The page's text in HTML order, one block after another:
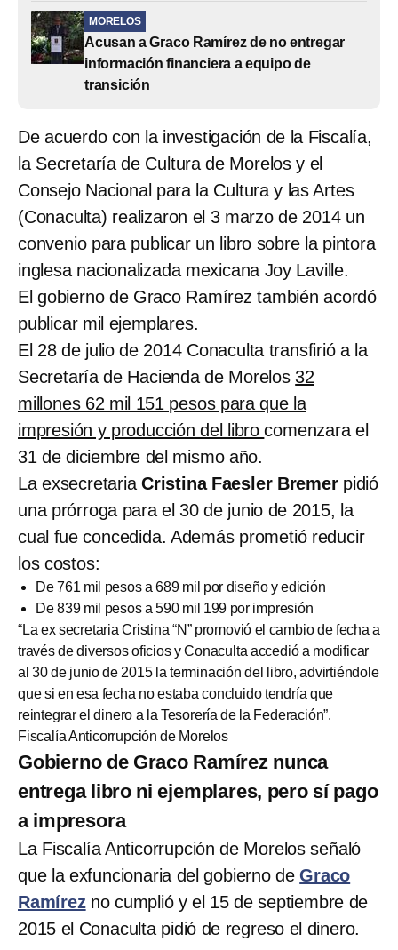
MORELOS
Acusan a Graco Ramírez de no entregar
información financiera a equipo de
transición
De acuerdo con la investigación de la Fiscalía,
la Secretaría de Cultura de Morelos y el
Consejo Nacional para la Cultura y las Artes
(Conaculta) realizaron el 3 marzo de 2014 un
convenio para publicar un libro sobre la pintora
inglesa nacionalizada mexicana Joy Laville.
El gobierno de Graco Ramírez también acordó
publicar mil ejemplares.
El 28 de julio de 2014 Conaculta transfirió a la
Secretaría de Hacienda de Morelos 32
millones 62 mil 151 pesos para que la
impresión y producción del librocomenzara el
31 de diciembre del mismo año.
La exsecretaria Cristina Faesler Bremerpidió
una prórroga para el 30 de junio de 2015, la
cual fue concedida. Además prometió reducir
los costos:
De 761 mil pesos a 689 mil por diseño y edición
De 839 mil pesos a 590 mil 199 por impresión
“La ex secretaria Cristina “N” promovió el cambio de fecha a
través de diversos oficios y Conaculta accedió a modificar
al 30 de junio de 2015 la terminación del libro, advirtiéndole
que si en esa fecha no estaba concluido tendría que
reintegrar el dinero a la Tesorería de la Federación”.
Fiscalía Anticorrupción de Morelos
Gobierno de Graco Ramírez nunca
entrega libro ni ejemplares, pero sí pago
a impresora
La Fiscalía Anticorrupción de Morelos señaló
que la exfuncionaria del gobierno deGraco
Ramírezno cumplió y el 15 de septiembre de
2015 el Conaculta pidió de regreso el dinero.